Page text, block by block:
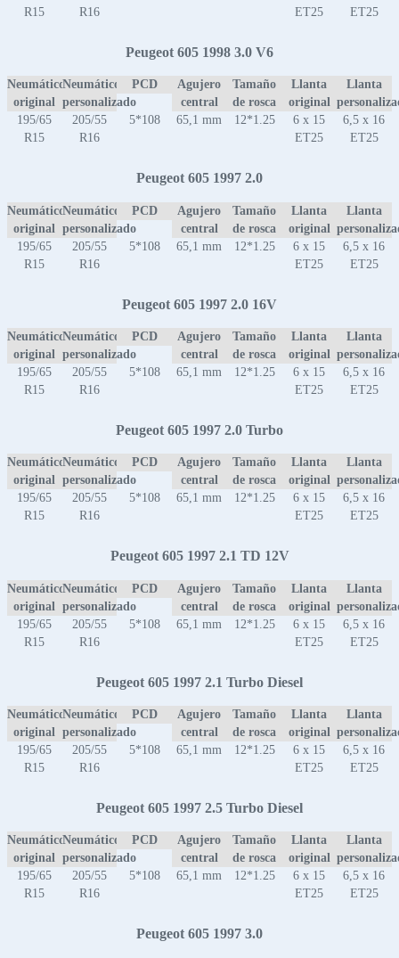
R15
R16
ET25
ET25
Peugeot 605 1998 3.0 V6
Neumático
original
Neumático
personalizado
PCD
Agujero
central
Tamaño
de rosca
Llanta
original
Llanta
195/65
R15
205/55
R16
5*108 65,1 mm 12*1.25
6 x 15
ET25
6,5 x 16
ET25
Peugeot 605 1997 2.0
Neumático
original
Neumático
personalizado
PCD
Agujero
central
Tamaño
de rosca
Llanta
original
Llanta
195/65
R15
205/55
R16
5*108 65,1 mm 12*1.25
6 x 15
ET25
6,5 x 16
ET25
Peugeot 605 1997 2.0 16V
Neumático
original
Neumático
personalizado
PCD
Agujero
central
Tamaño
de rosca
Llanta
original
Llanta
195/65
R15
205/55
R16
5*108 65,1 mm 12*1.25
6 x 15
ET25
6,5 x 16
ET25
Peugeot 605 1997 2.0 Turbo
Neumático
original
Neumático
personalizado
PCD
Agujero
central
Tamaño
de rosca
Llanta
original
Llanta
195/65
R15
205/55
R16
5*108 65,1 mm 12*1.25
6 x 15
ET25
6,5 x 16
ET25
Peugeot 605 1997 2.1 TD 12V
Neumático
original
Neumático
personalizado
PCD
Agujero
central
Tamaño
de rosca
Llanta
original
Llanta
195/65
R15
205/55
R16
5*108 65,1 mm 12*1.25
6 x 15
ET25
6,5 x 16
ET25
Peugeot 605 1997 2.1 Turbo Diesel
Neumático
original
Neumático
personalizado
PCD
Agujero
central
Tamaño
de rosca
Llanta
original
Llanta
195/65
R15
205/55
R16
5*108 65,1 mm 12*1.25
6 x 15
ET25
6,5 x 16
ET25
Peugeot 605 1997 2.5 Turbo Diesel
Neumático
original
Neumático
personalizado
PCD
Agujero
central
Tamaño
de rosca
Llanta
original
Llanta
195/65
R15
205/55
R16
5*108 65,1 mm 12*1.25
6 x 15
ET25
6,5 x 16
ET25
Peugeot 605 1997 3.0